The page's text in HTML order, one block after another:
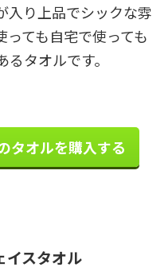
入り上品でシックな雰
ても自宅で使っても
タオルです。
タオルを購入する
イスタオル